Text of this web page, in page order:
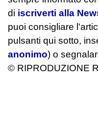
di iscriverti alla
puoi consigliare
pulsanti qui sotto,
anonimo) o
© RIPRODUZIONE